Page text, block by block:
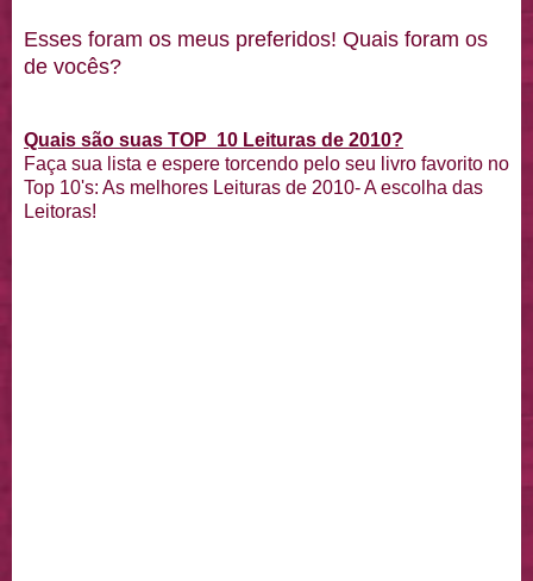
Esses foram os meus preferidos! Quais foram os
de vocês?
Quais são suas TOP 10 Leituras de 2010?
Faça sua lista e espere torcendo pelo seu livro favorito no
Top 10's: As melhores Leituras de 2010- A escolha das
Leitoras!